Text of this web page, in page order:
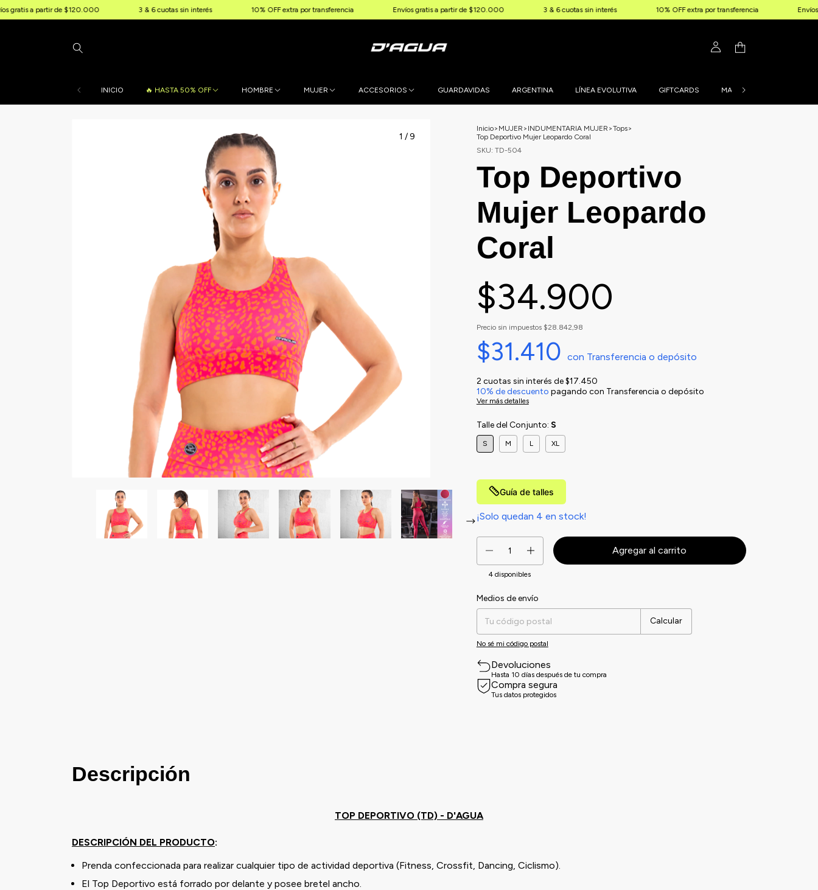
de $120.000 3 & 6 cuotas sin interés 10% OFF extra por transferencia Envíos gratis a partir de $120.000 3 & 6 cuotas sin interés 10% OFF extra por transferencia Envíos gratis a
INICIO 🔥 HASTA 50% OFF HOMBRE MUJER ACCESORIOS GUARDAVIDAS ARGENTINA LÍNEA EVOLUTIVA GIFTCARDS MALLAS PERSONALIZADAS
1 /9
Inicio> MUJER > INDUMENTARIA MUJER >Tops>
Top Deportivo Mujer Leopardo Coral
SKU: TD-504
Top Deportivo
Mujer Leopardo
Coral
$34.900
Precio sin impuestos $28.842,98
$31.410 con Transferencia o depósito
2 cuotas sin interés de$17.450
10% de descuento pagando con Transferencia o depósito
Ver más detalles
Talle del Conjunto: S
S M L XL
Guía de talles
¡Solo quedan 4 en stock!
4 disponibles
Entregas para el CP:
Medios de envío
Calcular
No sé mi código postal
Devoluciones
Hasta 10 días después de tu compra
Compra segura
Tus datos protegidos
Descripción
TOP DEPORTIVO (TD) - D'AGUA
DESCRIPCIÓN DEL PRODUCTO:
Prenda confeccionada para realizar cualquier tipo de actividad deportiva (Fitness, Crossfit, Dancing, Ciclismo).
El Top Deportivo está forrado por delante y posee bretel ancho.